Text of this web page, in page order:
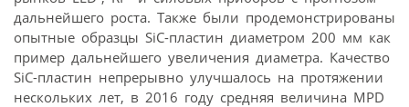
дальнейшего роста. Также были продемонстрированы
опытные образцы SiC-пластин диаметром 200 мм как
пример дальнейшего увеличения диаметра. Качество
SiC-пластин непрерывно улучшалось на протяжении
нескольких лет, в 2016 году средняя величина MPD